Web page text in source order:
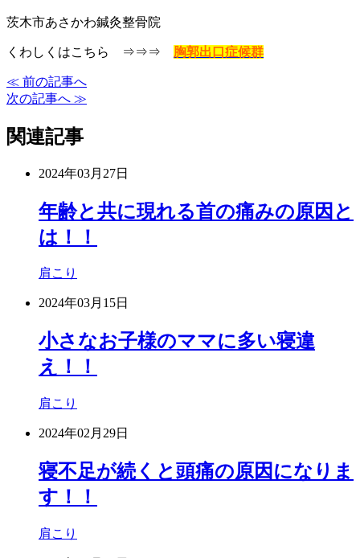
茨木市あさかわ鍼灸整骨院
くわしくはこちら ⇒⇒⇒ 胸郭出口症候群
≪ 前の記事へ
次の記事へ ≫
関連記事
2024年03月27日
年齢と共に現れる首の痛みの原因と
は！！
肩こり
2024年03月15日
小さなお子様のママに多い寝違
え！！
肩こり
2024年02月29日
寝不足が続くと頭痛の原因になりま
す！！
肩こり